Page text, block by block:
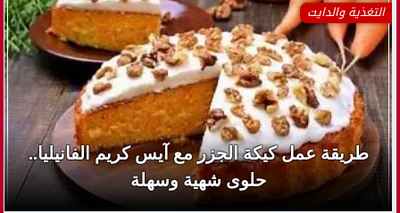
التغذية والدايت
طريقة عمل كيكة الجزر مع آيس كريم الفانيليا..
حلوى شهية وسهلة